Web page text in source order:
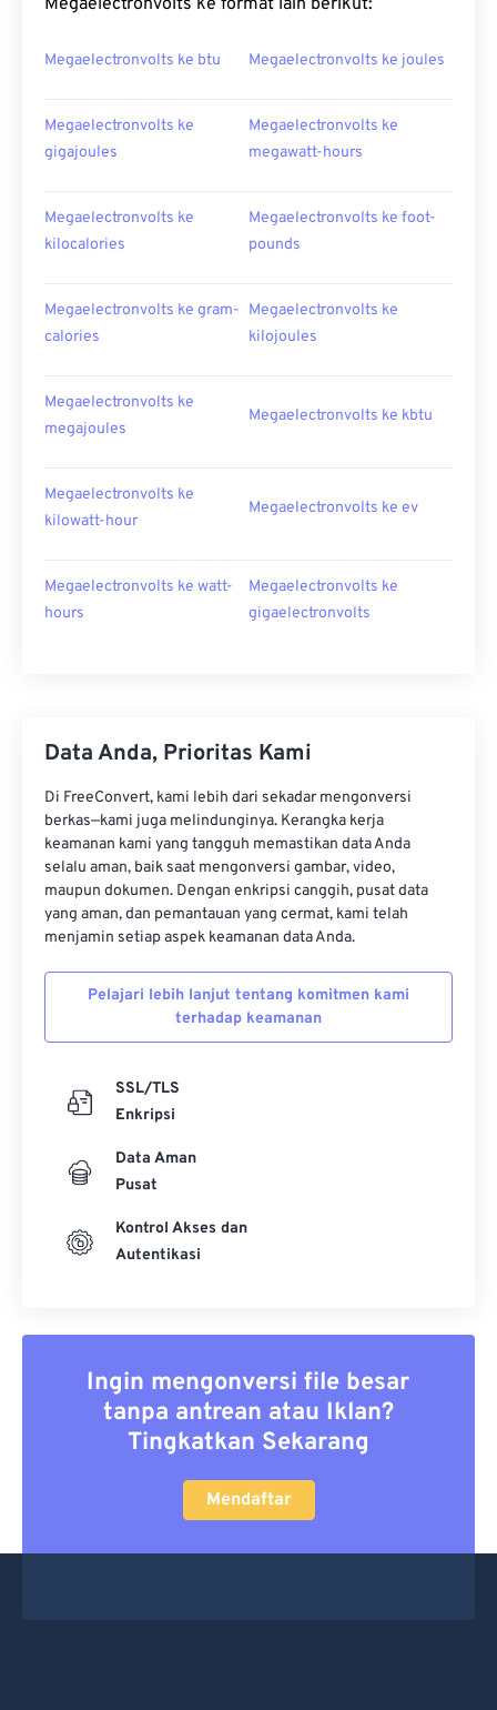
Megaelectronvolts ke format lain berikut:
Megaelectronvolts ke btu Megaelectronvolts ke joules
Megaelectronvolts ke
gigajoules
Megaelectronvolts ke
megawatt-hours
Megaelectronvolts ke
kilocalories
Megaelectronvolts ke foot-
pounds
Megaelectronvolts ke gram-
calories
Megaelectronvolts ke
kilojoules
Megaelectronvolts ke
megajoules
Megaelectronvolts ke kbtu
Megaelectronvolts ke
kilowatt-hour
Megaelectronvolts ke ev
Megaelectronvolts ke watt-
hours
Megaelectronvolts ke
gigaelectronvolts
Data Anda, Prioritas Kami
Di FreeConvert, kami lebih dari sekadar mengonversi
berkas—kami juga melindunginya. Kerangka kerja
keamanan kami yang tangguh memastikan data Anda
selalu aman, baik saat mengonversi gambar, video,
maupun dokumen. Dengan enkripsi canggih, pusat data
yang aman, dan pemantauan yang cermat, kami telah
menjamin setiap aspek keamanan data Anda.
Pelajari lebih lanjut tentang komitmen kami
terhadap keamanan
SSL/TLS
Enkripsi
Data Aman
Pusat
Kontrol Akses dan
Autentikasi
Ingin mengonversi file besar
tanpa antrean atau Iklan?
Tingkatkan Sekarang
Mendaftar